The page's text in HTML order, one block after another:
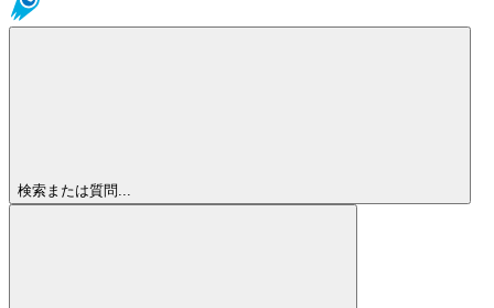
検索または質問...